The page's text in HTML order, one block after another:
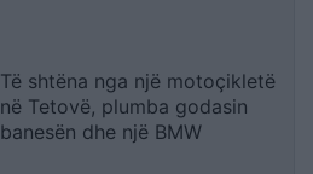
Të shtëna nga një motoçikletë
në Tetovë, plumba godasin
banesën dhe një BMW